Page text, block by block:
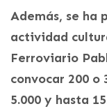
Además, se ha
actividad
Ferroviario
convocar 200 o
5.000 y hasta